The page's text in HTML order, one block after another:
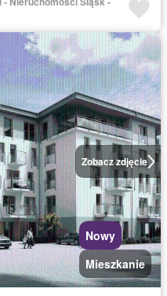
Zobacz zdjęcie
Nowy
Mieszkanie